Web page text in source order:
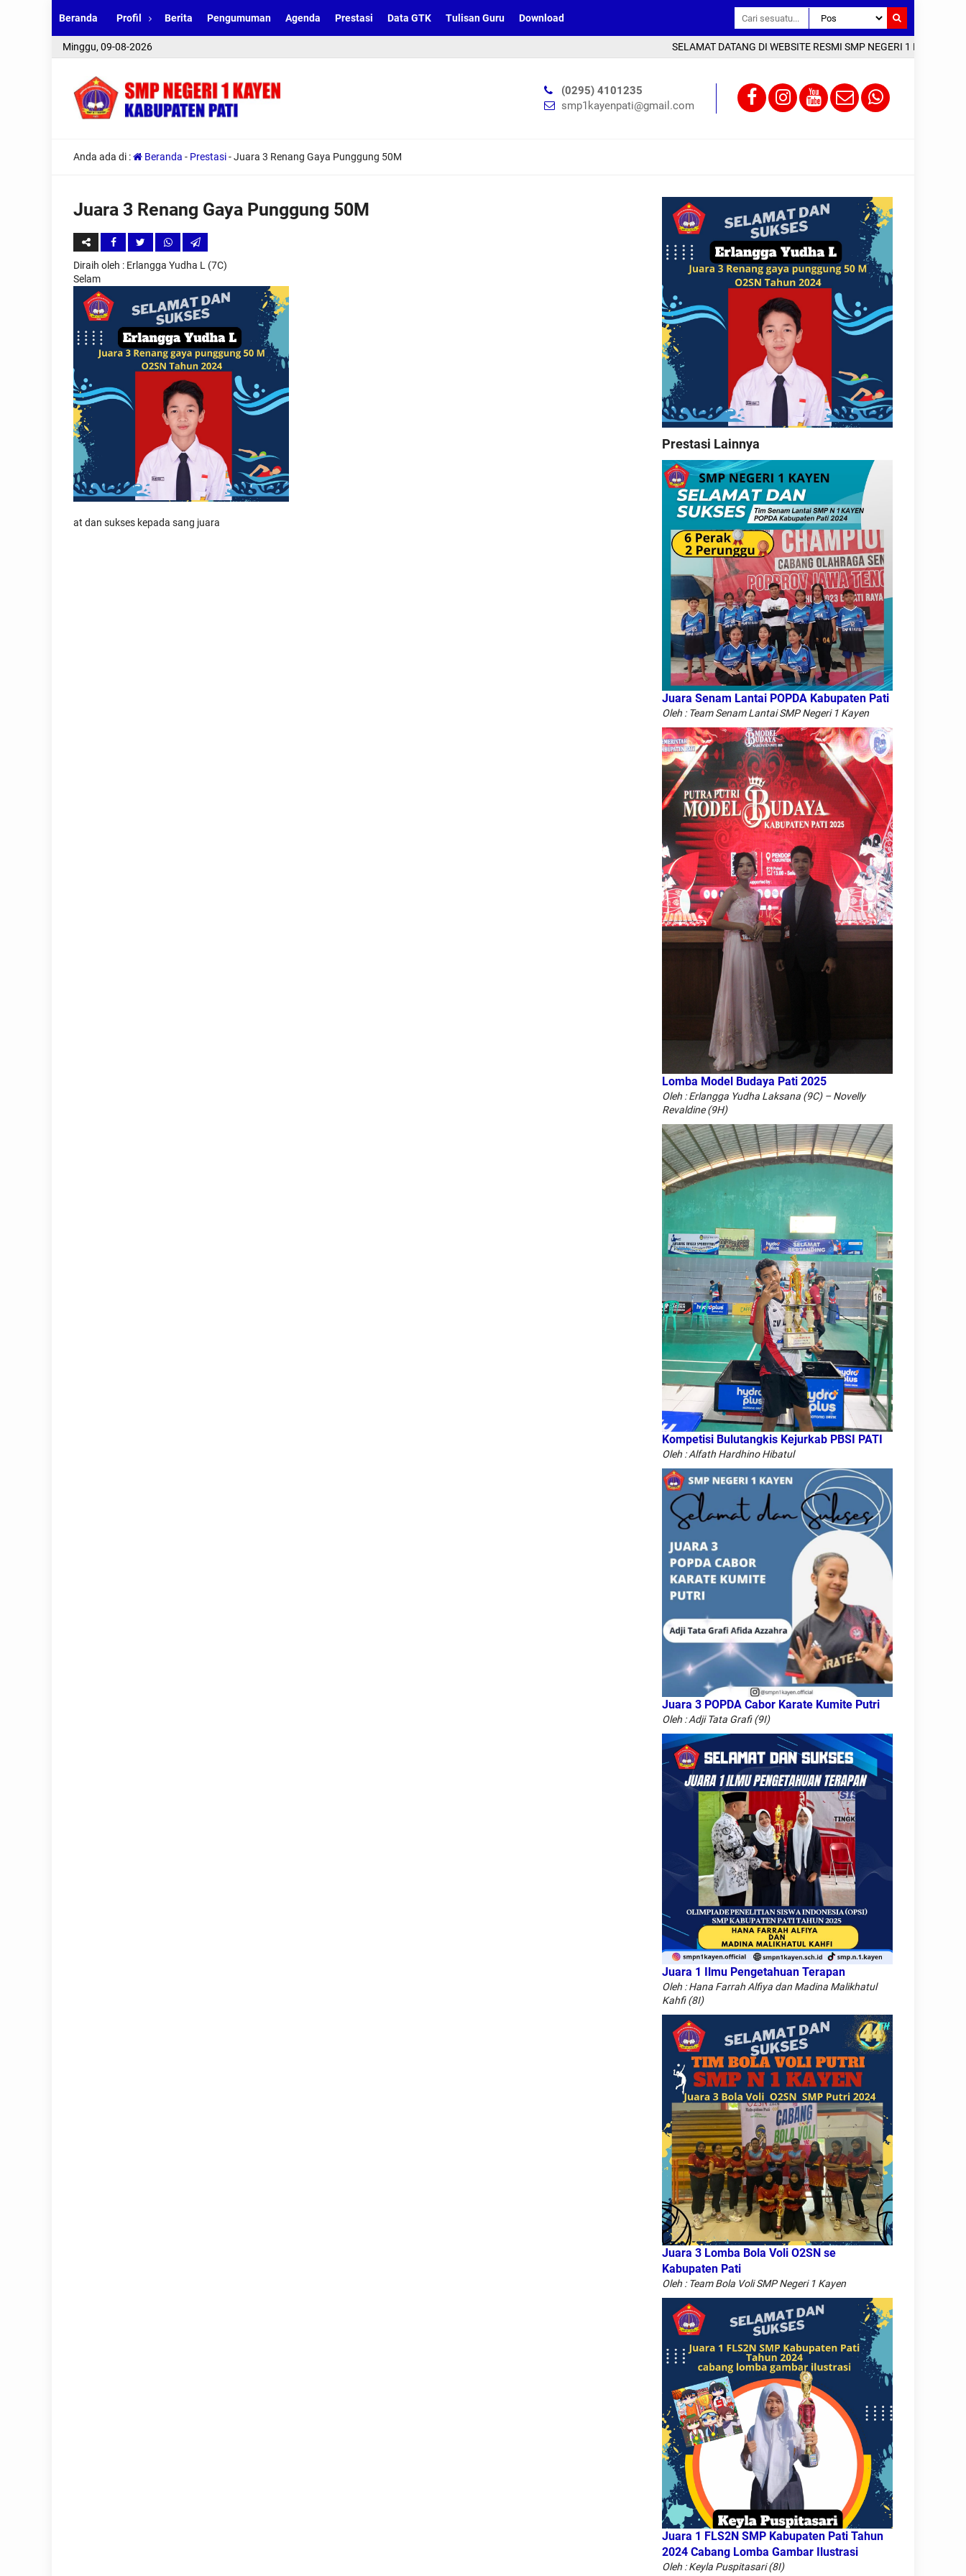
Beranda Profil Berita Pengumuman Agenda Prestasi Data GTK Tulisan Guru Download
Minggu, 09-08-2026 SELAMAT DATANG DI WEBSITE RESMI SMP NEGERI 1 KAYEN KAB.
(0295) 4101235
smp1kayenpati@gmail.com
Anda ada di : Beranda - Prestasi-Juara 3 Renang Gaya Punggung 50M
Juara 3 Renang Gaya Punggung 50M
Diraih oleh : Erlangga Yudha L (7C)
Selam
at dan sukses kepada sang juara
Prestasi Lainnya
Juara Senam Lantai POPDA Kabupaten Pati
Oleh : Team Senam Lantai SMP Negeri 1 Kayen
Lomba Model Budaya Pati 2025
Oleh : Erlangga Yudha Laksana (9C) – Novelly
Revaldine (9H)
Kompetisi Bulutangkis Kejurkab PBSI PATI
Oleh : Alfath Hardhino Hibatul
Juara 3 POPDA Cabor Karate Kumite Putri
Oleh : Adji Tata Grafi (9I)
Juara 1 Ilmu Pengetahuan Terapan
Oleh : Hana Farrah Alfiya dan Madina Malikhatul
Kahfi (8I)
Juara 3 Lomba Bola Voli O2SN se
Kabupaten Pati
Oleh : Team Bola Voli SMP Negeri 1 Kayen
Juara 1 FLS2N SMP Kabupaten Pati Tahun
2024 Cabang Lomba Gambar Ilustrasi
Oleh : Keyla Puspitasari (8I)